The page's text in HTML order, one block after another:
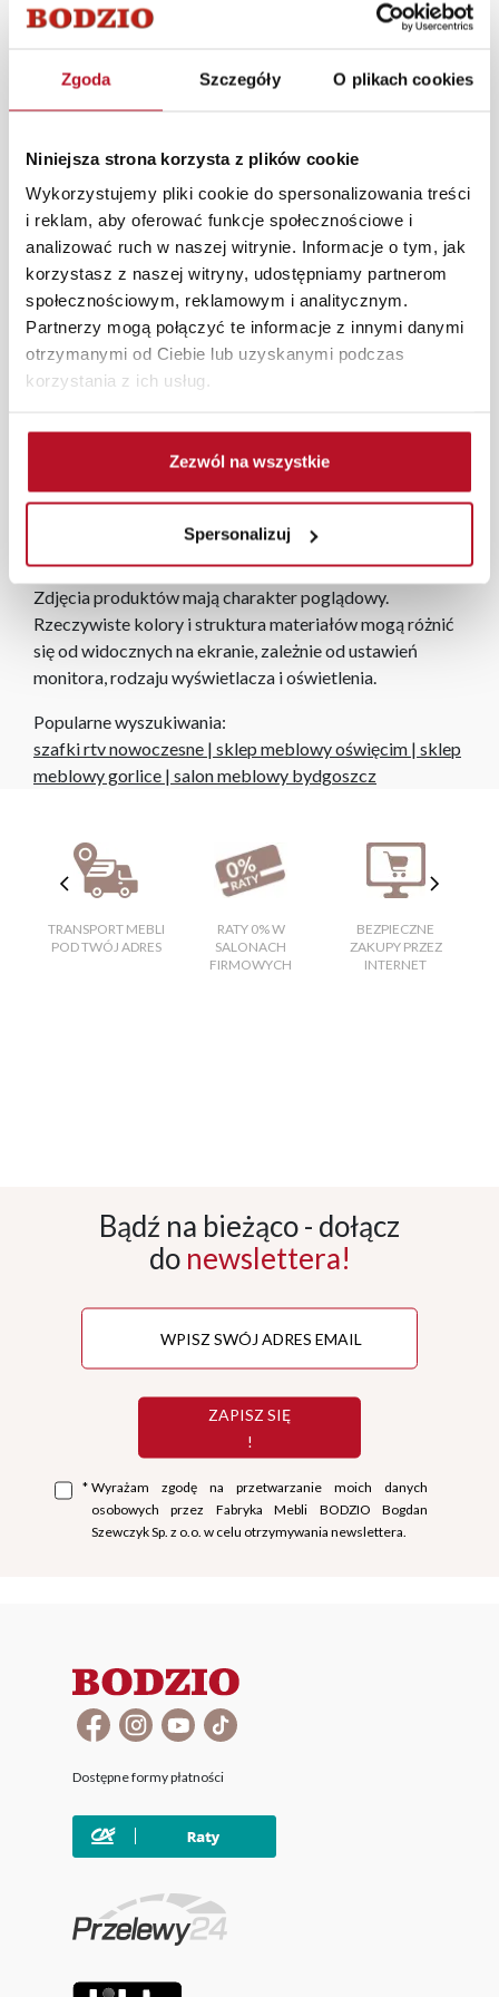
Zgoda Szczegóły O plikach cookies
Niniejsza strona korzysta z plików cookie
Wykorzystujemy pliki cookie do spersonalizowania treści
i reklam, aby oferować funkcje społecznościowe i
analizować ruch w naszej witrynie. Informacje o tym, jak
korzystasz z naszej witryny, udostępniamy partnerom
społecznościowym, reklamowym i analitycznym.
Partnerzy mogą połączyć te informacje z innymi danymi
otrzymanymi od Ciebie lub uzyskanymi podczas
korzystania z ich usług.
Zezwól na wszystkie
Spersonalizuj
stylowe uzupełnienie fotela z tej samej kolekcji.
Wymiary 61x41x44,4 cm zapewniają wygodne
Stonowany odcień szarości sprawia, że łatwo dopasować
go do różnych aranżacji wnętrz, zarówno nowoczesnych,
jak i klasycznych. Idealny do salonu, sypialni lub kącika
relaksu.
W każdym z salonów mebli Bodzio oferujemy pomoc w
aranżacji mebli, a nasi pracownicy z wykorzystaniem
programu Planer 3D bezpłatnie zaprojektują i
przygotują kompleksową wizualizację Państwa
złożone w sklepie stacjonarnym dostarczymy do 3 dni
roboczych na terenie całej Polski. W przypadku
zamówień internetowych czas dostawy wynosi do 5 dni
zamówienia powyżej 1000 zł dostarczamy gratis
niezależnie od miejsca złożenia zamówienia.
Zdjęcia produktów mają charakter poglądowy.
Rzeczywiste kolory i struktura materiałów mogą różnić
się od widocznych na ekranie, zależnie od ustawień
monitora, rodzaju wyświetlacza i oświetlenia.
Popularne wyszukiwania:
szafki rtv nowoczesne | sklep meblowy oświęcim | sklep
meblowy gorlice | salon meblowy bydgoszcz
TRANSPORT MEBLI
POD TWÓJ ADRES
RATY 0% W
SALONACH
FIRMOWYCH
BEZPIECZNE
ZAKUPY PRZEZ
INTERNET
Bądź na bieżąco - dołącz
do newslettera!
ZAPISZ SIĘ
!
* Wyrażam zgodę na przetwarzanie moich danych
osobowych przez Fabryka Mebli BODZIO Bogdan
Szewczyk Sp. z o.o. w celu otrzymywania newslettera.
Dostępne formy płatności